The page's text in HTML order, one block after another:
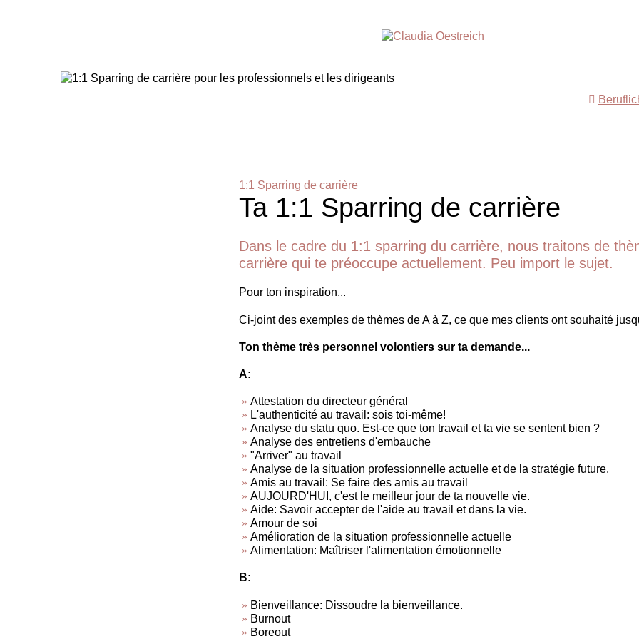
1:1 Sparring de carrière
Ta 1:1 Sparring de carrière
Dans le cadre du 1:1 sparring du carrière, nous traitons de
carrière qui te préoccupe actuellement. Peu import le sujet.
Pour ton inspiration...
Ci-joint des exemples de thèmes de A à Z, ce que mes clients ont souhaité
Ton thème très personnel volontiers sur ta demande...
A:
Attestation du directeur général
L'authenticité au travail: sois toi-même!
Analyse du statu quo. Est-ce que ton travail et ta vie se sentent bien ?
Analyse des entretiens d'embauche
"Arriver" au travail
Analyse de la situation professionnelle actuelle et de la stratégie future.
Amis au travail: Se faire des amis au travail
AUJOURD'HUI, c'est le meilleur jour de ta nouvelle vie.
Aide: Savoir accepter de l'aide au travail et dans la vie.
Amour de soi
Amélioration de la situation professionnelle actuelle
Alimentation: Maîtriser l'alimentation émotionnelle
B:
Bienveillance: Dissoudre la bienveillance.
Burnout
Boreout